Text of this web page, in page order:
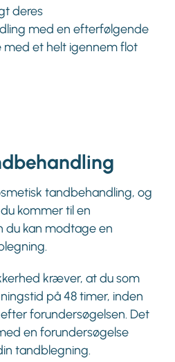
deres
med en efterfølgende
et helt igennem flot
tandbehandling, og
kommer til en
du kan modtage en
kræver, at du som
på 48 timer, inden
forundersøgelsen. Det
en forundersøgelse
tandblegning.